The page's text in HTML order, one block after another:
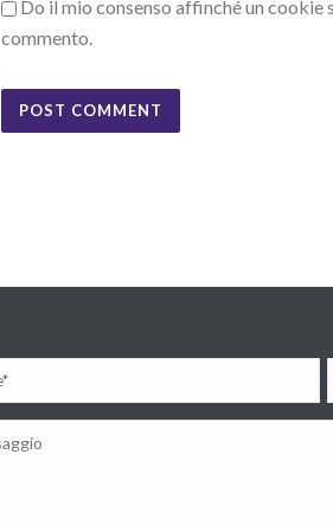
Do il mio consenso affinché un
commento.